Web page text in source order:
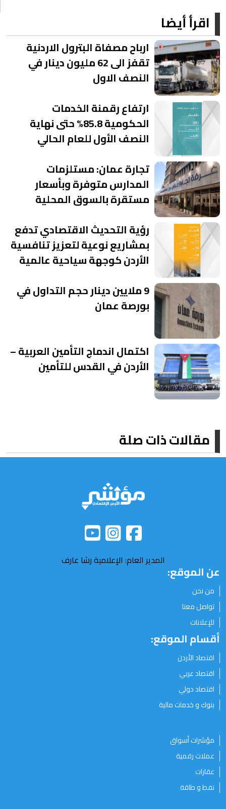
اقرأ أيضا
ارباح مصفاة البترول الاردنية
تقفز الى 62 مليون دينار في
النصف الاول
ارتفاع رقمنة الخدمات
الحكومية 85.8% حتى نهاية
النصف الأول للعام الحالي
تجارة عمان: مستلزمات
المدارس متوفرة وبأسعار
مستقرة بالسوق المحلية
رؤية التحديث الاقتصادي تدفع
بمشاريع نوعية لتعزيز تنافسية
الأردن كوجهة سياحية عالمية
9 ملايين دينار حجم التداول في
بورصة عمان
اكتمال اندماج التأمين العربية –
الأردن في القدس للتأمين
مقالات ذات صلة
المدير العام: الإعلامية رشا عارف
عن الموقع:
من نحن
تواصل معنا
للإعلانات
أقسام الموقع:
اقتصاد الأردن
اقتصاد عربي
اقتصاد دولي
بنوك و خدمات مالية
مؤشرات أسواق
عملات رقمية
عقارات
نفط و طاقة